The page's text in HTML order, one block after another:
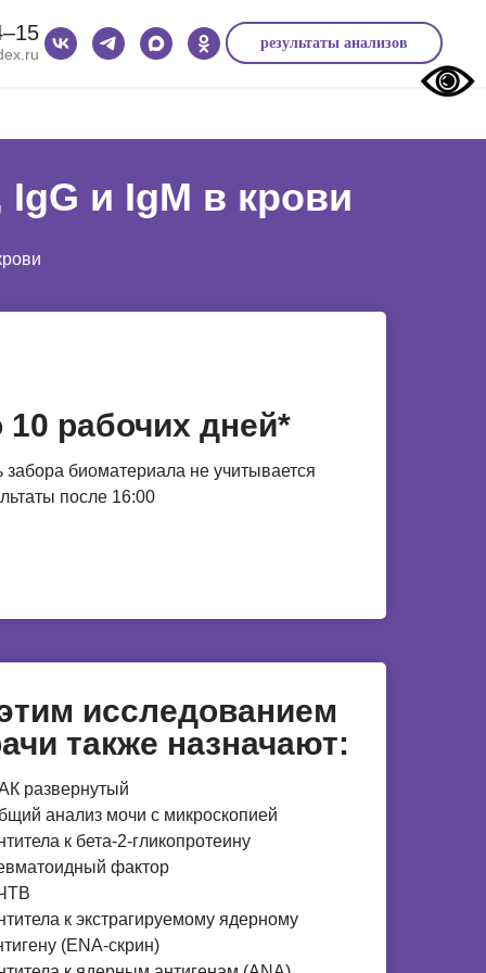
результаты анализов
и IgM в крови
10 рабочих дней*
забора биоматериала не учитывается
после 16:00
исследованием
также назначают:
развернутый
анализ мочи с микроскопией
к бета-2-гликопротеину
фактор
к экстрагируемому ядерному
(ENA-скрин)